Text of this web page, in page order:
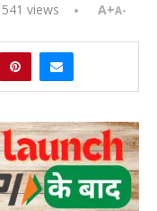
541 views A+A-